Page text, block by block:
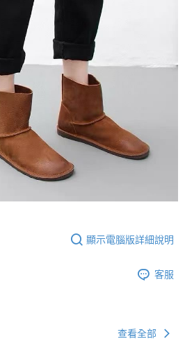
顯示電腦版詳細說明
客服
查看全部